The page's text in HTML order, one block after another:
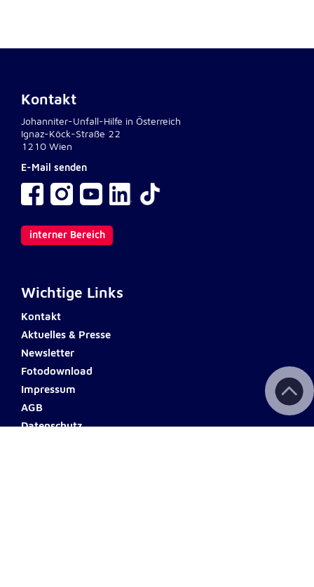
Kontakt
Johanniter-Unfall-Hilfe in Österreich
Ignaz-Köck-Straße 22
1210 Wien
E-Mail senden
interner Bereich
Wichtige Links
Kontakt
Aktuelles & Presse
Newsletter
Fotodownload
Impressum
AGB
Datenschutz